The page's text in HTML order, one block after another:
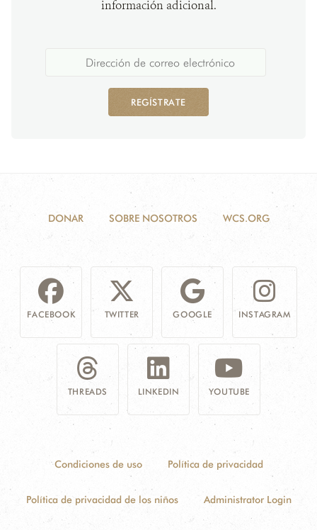
información adicional.
REGÍSTRATE
DONAR SOBRE NOSOTROS WCS.ORG
FACEBOOK TWITTER GOOGLE INSTAGRAM
THREADS LINKEDIN YOUTUBE
Condiciones de uso Política de privacidad
Política de privacidad de los niños Administrator Login